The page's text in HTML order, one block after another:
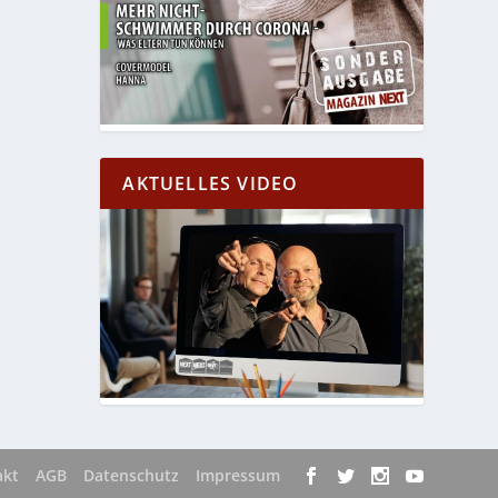
AKTUELLES VIDEO
AGB Datenschutz Impressum